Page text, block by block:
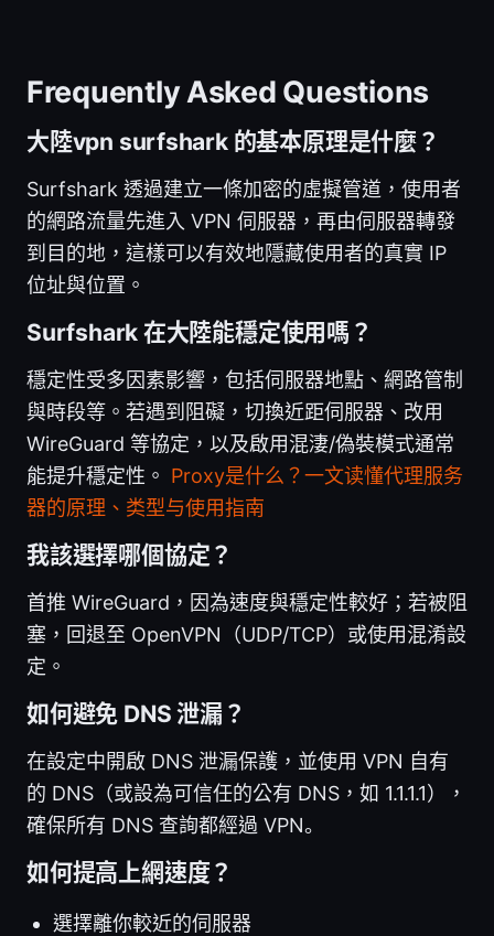
Frequently Asked Questions
大陸vpn surfshark 的基本原理是什麼？
Surfshark 透過建立一條加密的虛擬管道，使用者
的網路流量先進入 VPN 伺服器，再由伺服器轉發
到目的地，這樣可以有效地隱藏使用者的真實 IP
位址與位置。
Surfshark 在大陸能穩定使用嗎？
穩定性受多因素影響，包括伺服器地點、網路管制
與時段等。若遇到阻礙，切換近距伺服器、改用
WireGuard 等協定，以及啟用混淒/偽裝模式通常
能提升穩定性。 Proxy是什么？一文读懂代理服务
器的原理、类型与使用指南
我該選擇哪個協定？
首推 WireGuard，因為速度與穩定性較好；若被阻
塞，回退至 OpenVPN（UDP/TCP）或使用混淆設
定。
如何避免 DNS 泄漏？
在設定中開啟 DNS 泄漏保護，並使用 VPN 自有
的 DNS（或設為可信任的公有 DNS，如 1.1.1.1），
確保所有 DNS 查詢都經過 VPN。
如何提高上網速度？
選擇離你較近的伺服器